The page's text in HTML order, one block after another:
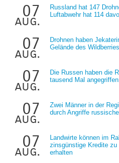
07
aug.
Russland hat 147
Luftabwehr hat 114
07
aug.
Drohnen haben
Gelände des
07
aug.
Die Russen haben die
tausend Mal
07
aug.
Zwei Männer in der
durch Angriffe
07
aug.
Landwirte können im
zinsgünstige Kredite
erhalten